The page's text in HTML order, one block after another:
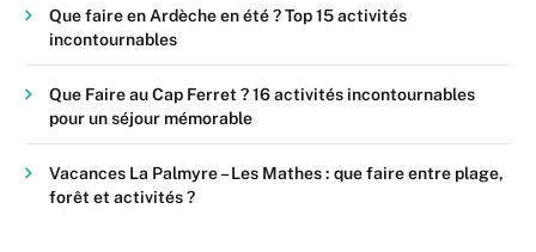
Que faire en Ardèche en été ? Top 15 activités
incontournables
Que Faire au Cap Ferret ? 16 activités incontournables
pour un séjour mémorable
Vacances La Palmyre – Les Mathes : que faire entre plage,
forêt et activités ?